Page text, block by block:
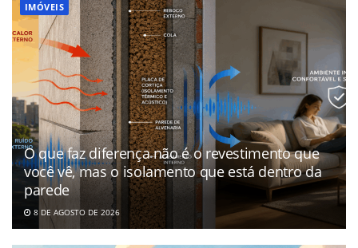
IMÓVEIS
O que faz diferença não é o revestimento que
você vê, mas o isolamento que está dentro da
parede
8 DE AGOSTO DE 2026